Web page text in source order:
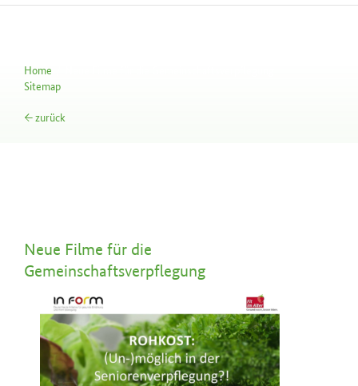
Gemeinschaftsverpflegung
Home
Sitemap
← zurück
Neue Filme für die
Gemeinschaftsverpflegung